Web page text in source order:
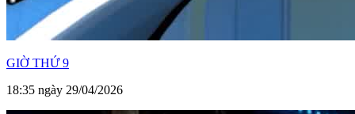
GIỜ THỨ 9
18:35 ngày 29/04/2026